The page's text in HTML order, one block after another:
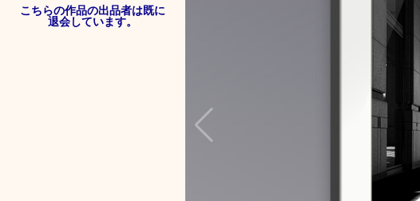
こちらの作品の出品者は既に
退会しています。